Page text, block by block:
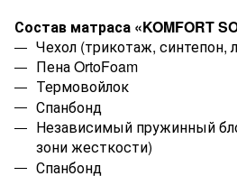
Состав матраса «KOMFORT
Чехол (трикотаж, синтепон,
Пена OrtoFoam
Термовойлок
Спанбонд
Независимый пружинный
зони жесткости)
Спанбонд